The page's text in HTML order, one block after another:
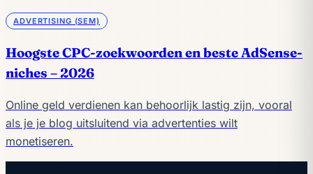
ADVERTISING (SEM)
Hoogste CPC-zoekwoorden en beste AdSense-
niches – 2026
Online geld verdienen kan behoorlijk lastig zijn, vooral
als je je blog uitsluitend via advertenties wilt
monetiseren.